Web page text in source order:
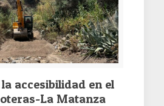
accesibilidad en el
La Matanza